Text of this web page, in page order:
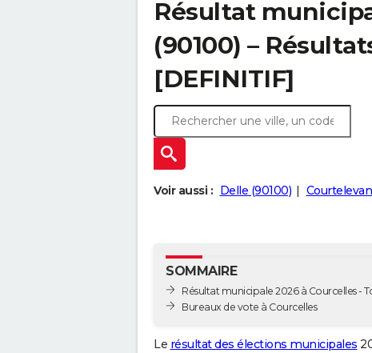
Résultat
(90100) –
[DEFINITIF]
Voir aussi : Delle (90100)
SOMMAIRE
Résultat municipale 2026 à Courcelles -
Bureaux de vote à Courcelles
Le résultat des élections municipales